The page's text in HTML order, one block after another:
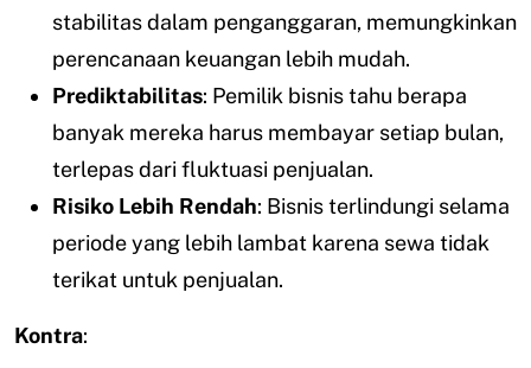
stabilitas dalam penganggaran, memungkinkan
perencanaan keuangan lebih mudah.
Prediktabilitas: Pemilik bisnis tahu berapa
banyak mereka harus membayar setiap bulan,
terlepas dari fluktuasi penjualan.
Risiko Lebih Rendah: Bisnis terlindungi selama
periode yang lebih lambat karena sewa tidak
terikat untuk penjualan.
Kontra: